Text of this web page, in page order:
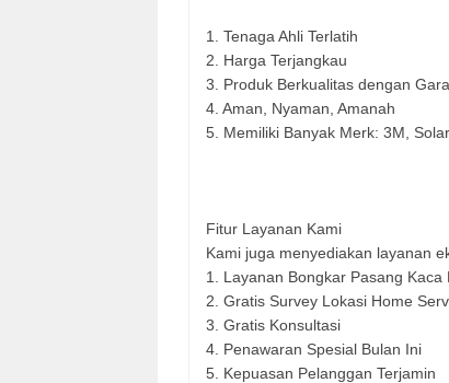
1. Tenaga Ahli Terlatih
2. Harga Terjangkau
3. Produk Berkualitas dengan
4. Aman, Nyaman, Amanah
5. Memiliki Banyak Merk: 3M,
Fitur Layanan Kami
Kami juga menyediakan layanan
1. Layanan Bongkar Pasang Kaca
2. Gratis Survey Lokasi Home
3. Gratis Konsultasi
4. Penawaran Spesial Bulan Ini
5. Kepuasan Pelanggan Terjamin